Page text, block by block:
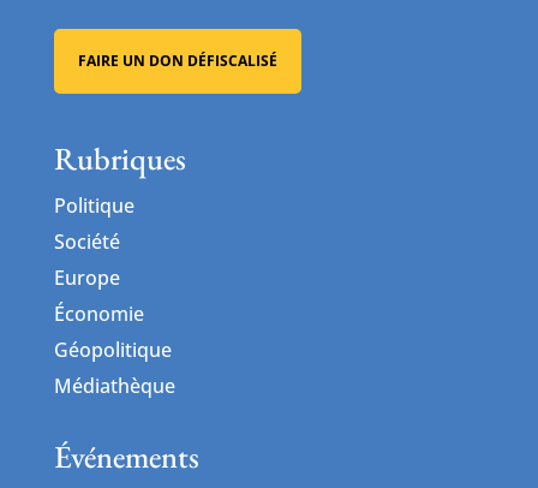
FAIRE UN DON DÉFISCALISÉ
Rubriques
Politique
Société
Europe
Économie
Géopolitique
Médiathèque
Événements